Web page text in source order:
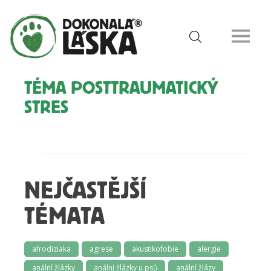
TÉMA POSTTRAUMATICKÝ
STRES
NEJČASTĚJŠÍ
TÉMATA
afrodiziaka agrese akustikofobie
alergie
anální žlázky
anální žlázky u psů
anální žlázy